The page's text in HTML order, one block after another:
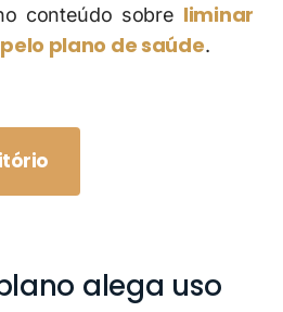
conteúdo sobre liminar
plano de saúde.
alega uso